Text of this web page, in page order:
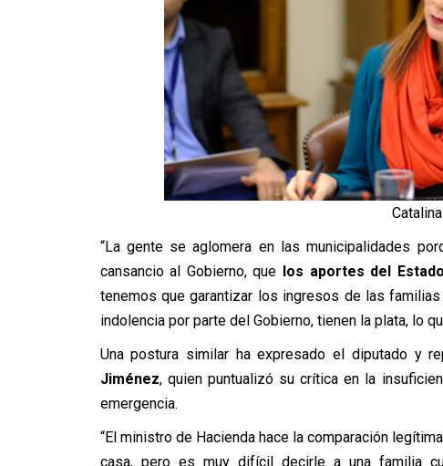
“La gente se aglomera en las municipalidades
cansancio al Gobierno, que
los aportes del
tenemos que garantizar los ingresos de las
indolencia por parte del Gobierno, tienen la plata, lo
Una postura similar ha expresado el diputado y
Jiménez, quien puntualizó su crítica en la
emergencia.
“El ministro de Hacienda hace la comparación
casa, pero es muy difícil decirle a una familia